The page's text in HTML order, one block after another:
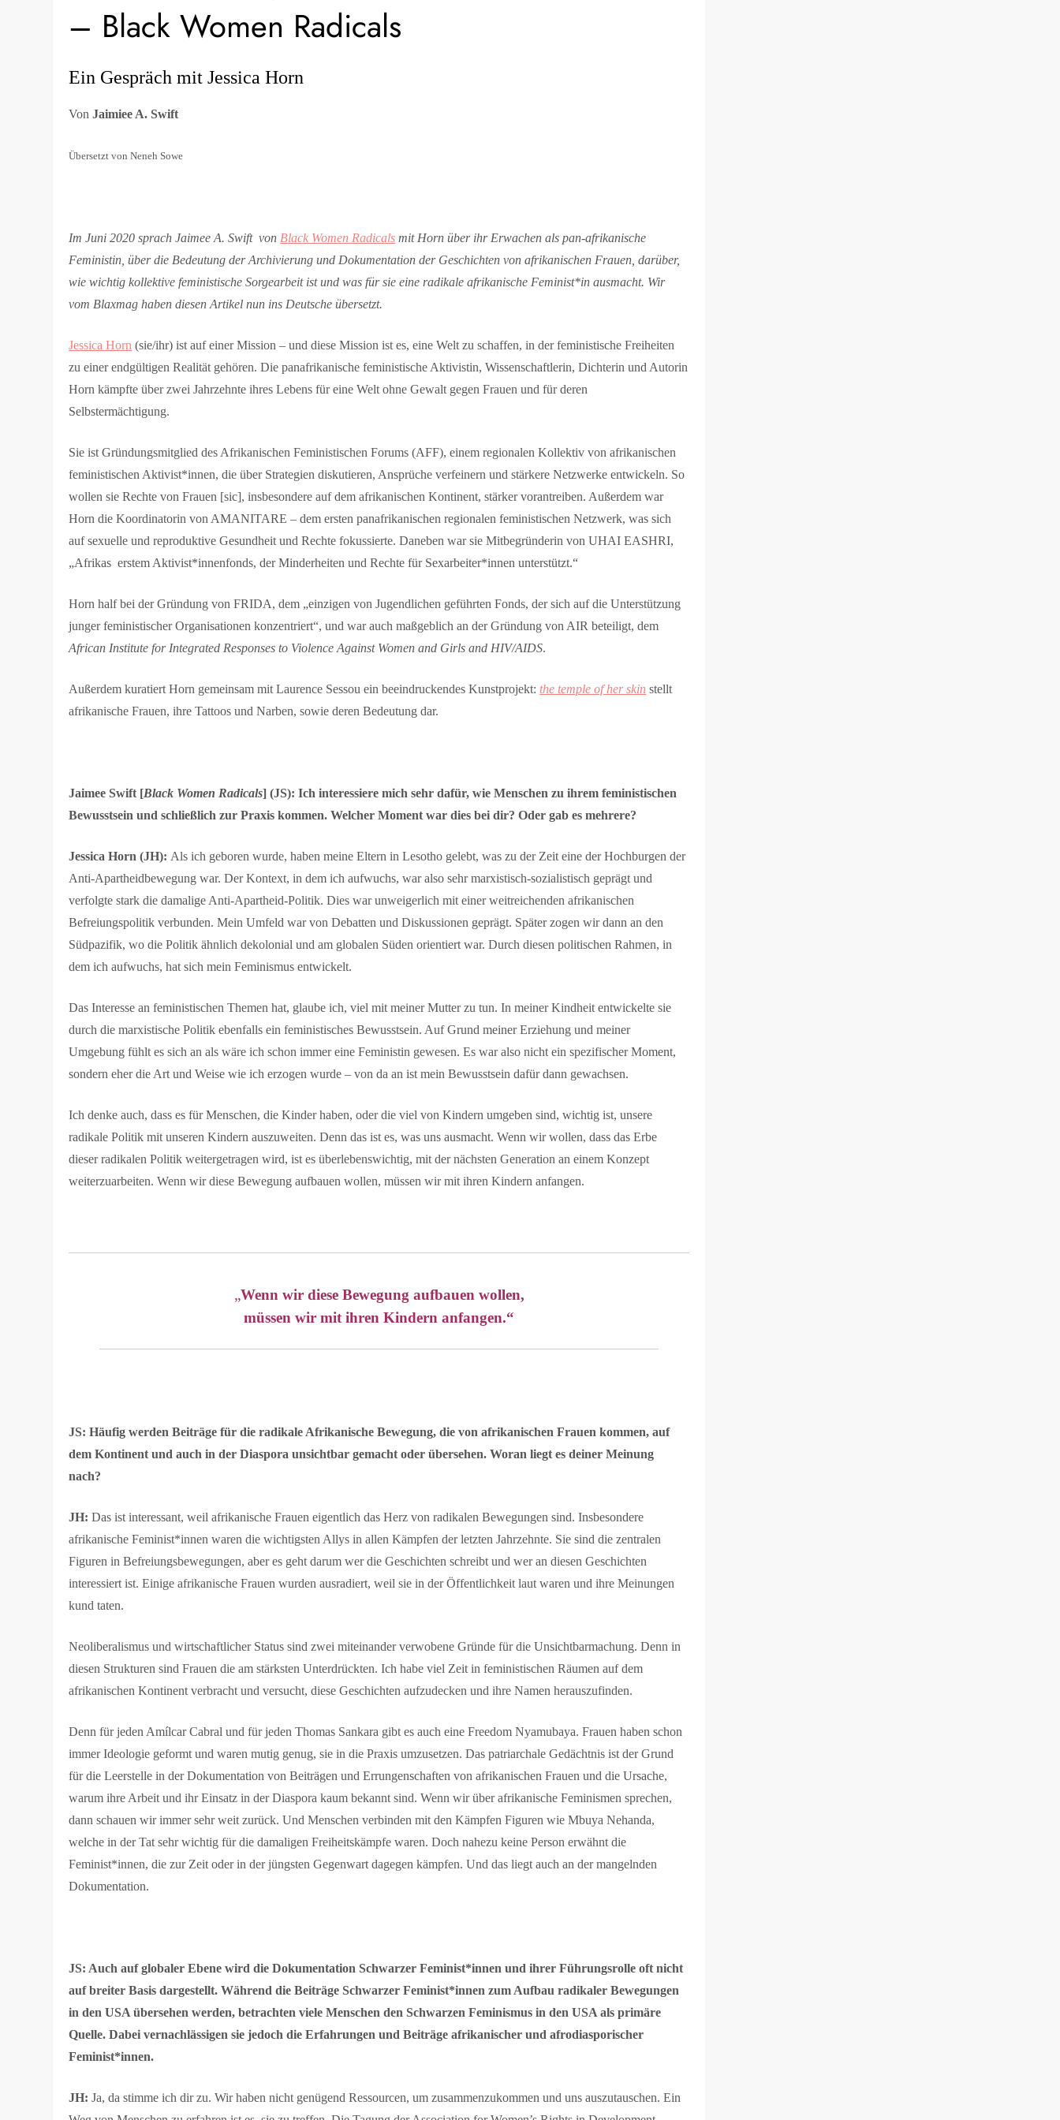
– Black Women Radicals
Ein Gespräch mit Jessica Horn
VonJaimiee A. Swift
Übersetzt von Neneh Sowe
Im Juni 2020 sprach Jaimee A. Swift von Black Women Radicals mit Horn über ihr Erwachen als pan-afrikanische
Feministin, über die Bedeutung der Archivierung und Dokumentation der Geschichten von afrikanischen Frauen, darüber,
wie wichtig kollektive feministische Sorgearbeit ist und was für sie eine radikale afrikanische Feminist*in ausmacht. Wir
vom Blaxmag haben diesen Artikel nun ins Deutsche übersetzt.
Jessica Horn (sie/ihr) ist auf einer Mission – und diese Mission ist es, eine Welt zu schaffen, in der feministische Freiheiten
zu einer endgültigen Realität gehören. Die panafrikanische feministische Aktivistin, Wissenschaftlerin, Dichterin und Autorin
Horn kämpfte über zwei Jahrzehnte ihres Lebens für eine Welt ohne Gewalt gegen Frauen und für deren
Selbstermächtigung.
Sie ist Gründungsmitglied des Afrikanischen Feministischen Forums (AFF), einem regionalen Kollektiv von afrikanischen
feministischen Aktivist*innen, die über Strategien diskutieren, Ansprüche verfeinern und stärkere Netzwerke entwickeln. So
wollen sie Rechte von Frauen [sic], insbesondere auf dem afrikanischen Kontinent, stärker vorantreiben. Außerdem war
Horn die Koordinatorin von AMANITARE – dem ersten panafrikanischen regionalen feministischen Netzwerk, was sich
auf sexuelle und reproduktive Gesundheit und Rechte fokussierte. Daneben war sie Mitbegründerin von UHAI EASHRI,
„Afrikas erstem Aktivist*innenfonds, der Minderheiten und Rechte für Sexarbeiter*innen unterstützt.“
Horn half bei der Gründung von FRIDA, dem „einzigen von Jugendlichen geführten Fonds, der sich auf die Unterstützung
junger feministischer Organisationen konzentriert“, und war auch maßgeblich an der Gründung von AIR beteiligt, dem
African Institute for Integrated Responses to Violence Against Women and Girls and HIV/AIDS.
Außerdem kuratiert Horn gemeinsam mit Laurence Sessou ein beeindruckendes Kunstprojekt:the temple of her skin stellt
afrikanische Frauen, ihre Tattoos und Narben, sowie deren Bedeutung dar.
Jaimee Swift [Black Women Radicals] (JS): Ich interessiere mich sehr dafür, wie Menschen zu ihrem feministischen
Bewusstsein und schließlich zur Praxis kommen. Welcher Moment war dies bei dir? Oder gab es mehrere?
Jessica Horn (JH): Als ich geboren wurde, haben meine Eltern in Lesotho gelebt, was zu der Zeit eine der Hochburgen der
Anti-Apartheidbewegung war. Der Kontext, in dem ich aufwuchs, war also sehr marxistisch-sozialistisch geprägt und
verfolgte stark die damalige Anti-Apartheid-Politik. Dies war unweigerlich mit einer weitreichenden afrikanischen
Befreiungspolitik verbunden.Mein Umfeld war von Debatten und Diskussionen geprägt. Später zogen wir dann an den
Südpazifik, wo die Politik ähnlich dekolonial und am globalen Süden orientiert war. Durch diesen politischen Rahmen, in
dem ich aufwuchs, hat sich mein Feminismus entwickelt.
Das Interesse an feministischen Themen hat, glaube ich, viel mit meiner Mutter zu tun. In meiner Kindheit entwickelte sie
durch die marxistische Politik ebenfalls ein feministisches Bewusstsein. Auf Grund meiner Erziehung und meiner
Umgebung fühlt es sich an als wäre ich schon immer eine Feministin gewesen. Es war also nicht ein spezifischer Moment,
sondern eher die Art und Weise wie ich erzogen wurde – von da an ist mein Bewusstsein dafür dann gewachsen.
Ich denke auch, dass es für Menschen, die Kinder haben, oder die viel von Kindern umgeben sind, wichtig ist, unsere
radikale Politik mit unseren Kindern auszuweiten. Denn das ist es, was uns ausmacht. Wenn wir wollen, dass das Erbe
dieser radikalen Politik weitergetragen wird, ist es überlebenswichtig, mit der nächsten Generation an einem Konzept
weiterzuarbeiten. Wenn wir diese Bewegung aufbauen wollen, müssen wir mit ihren Kindern anfangen.
„Wenn wir diese Bewegung aufbauen wollen,
müssen wir mit ihren Kindern anfangen.“
JS: Häufig werden Beiträge für die radikale Afrikanische Bewegung, die von afrikanischen Frauen kommen, auf
dem Kontinent und auch in der Diaspora unsichtbar gemacht oder übersehen. Woran liegt es deiner Meinung
nach?
JH:Das ist interessant, weil afrikanische Frauen eigentlich das Herz von radikalen Bewegungen sind. Insbesondere
afrikanische Feminist*innen waren die wichtigsten Allys in allen Kämpfen der letzten Jahrzehnte. Sie sind die zentralen
Figuren in Befreiungsbewegungen, aber es geht darum wer die Geschichten schreibt und wer an diesen Geschichten
interessiert ist. Einige afrikanische Frauen wurden ausradiert, weil sie in der Öffentlichkeit laut waren und ihre Meinungen
kund taten.
Neoliberalismus und wirtschaftlicher Status sind zwei miteinander verwobene Gründe für die Unsichtbarmachung. Denn in
diesen Strukturen sind Frauen die am stärksten Unterdrückten. Ich habe viel Zeit in feministischen Räumen auf dem
afrikanischen Kontinent verbracht und versucht, diese Geschichten aufzudecken und ihre Namen herauszufinden.
Denn für jeden Amílcar Cabral und für jeden Thomas Sankara gibt es auch eine Freedom Nyamubaya. Frauen haben schon
immer Ideologie geformt und waren mutig genug, sie in die Praxis umzusetzen. Das patriarchale Gedächtnis ist der Grund
für die Leerstelle in der Dokumentation von Beiträgen und Errungenschaften von afrikanischen Frauen und die Ursache,
warum ihre Arbeit und ihr Einsatz in der Diaspora kaum bekannt sind. Wenn wir über afrikanische Feminismen sprechen,
dann schauen wir immer sehr weit zurück. Und Menschen verbinden mit den Kämpfen Figuren wie Mbuya Nehanda,
welche in der Tat sehr wichtig für die damaligen Freiheitskämpfe waren. Doch nahezu keine Person erwähnt die
Feminist*innen, die zur Zeit oder in der jüngsten Gegenwart dagegen kämpfen. Und das liegt auch an der mangelnden
Dokumentation.
JS: Auch auf globaler Ebene wird die Dokumentation Schwarzer Feminist*innen und ihrer Führungsrolle oft nicht
auf breiter Basis dargestellt. Während die Beiträge Schwarzer Feminist*innen zum Aufbau radikaler Bewegungen
in den USA übersehen werden, betrachten viele Menschen den Schwarzen Feminismus in den USA als primäre
Quelle. Dabei vernachlässigen sie jedoch die Erfahrungen und Beiträge afrikanischer und afrodiasporischer
Feminist*innen.
JH:Ja, da stimme ich dir zu. Wir haben nicht genügend Ressourcen, um zusammenzukommen und uns auszutauschen. Ein